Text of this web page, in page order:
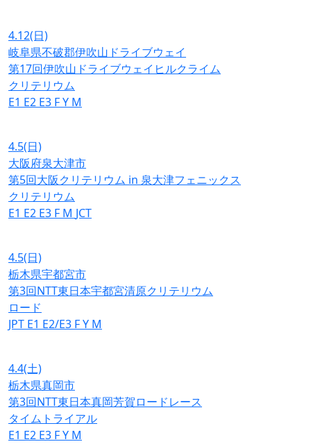
4.12(日)
岐阜県不破郡伊吹山ドライブウェイ
第17回伊吹山ドライブウェイヒルクライム
クリテリウム
E1 E2 E3 FY M
4.5(日)
大阪府泉大津市
第5回大阪クリテリウム in 泉大津フェニックス
クリテリウム
E1 E2 E3 F M JCT
4.5(日)
栃木県宇都宮市
第3回NTT東日本宇都宮清原クリテリウム
ロード
JPT E1 E2/E3 FY M
4.4(土)
栃木県真岡市
第3回NTT東日本真岡芳賀ロードレース
タイムトライアル
E1 E2 E3 FY M